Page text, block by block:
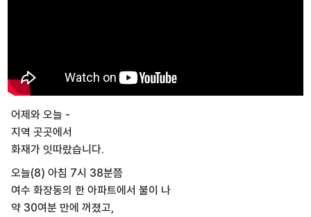
어제와 오늘 -
지역 곳곳에서
화재가 잇따랐습니다.
오늘(8) 아침 7시 38분쯤
여수 화장동의 한 아파트에서 불이 나
약 30여분 만에 꺼졌고,